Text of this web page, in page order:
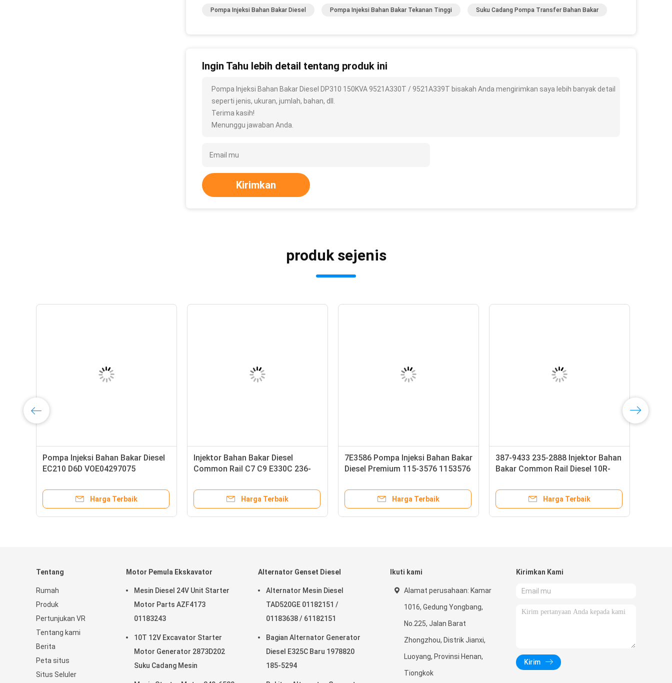
Pompa Injeksi Bahan Bakar Diesel Pompa Injeksi Bahan Bakar Tekanan Tinggi Suku Cadang Pompa Transfer Bahan Bakar
Ingin Tahu lebih detail tentang produk ini
Pompa Injeksi Bahan Bakar Diesel DP310 150KVA 9521A330T / 9521A339T bisakah Anda mengirimkan saya lebih banyak detail
seperti jenis, ukuran, jumlah, bahan, dll.
Terima kasih!
Menunggu jawaban Anda.
Kirimkan
produk sejenis
Pompa Injeksi Bahan Bakar Diesel
EC210 D6D VOE04297075
Harga Terbaik
Injektor Bahan Bakar Diesel
Common Rail C7 C9 E330C 236-
Harga Terbaik
7E3586 Pompa Injeksi Bahan Bakar
Diesel Premium 115-3576 1153576
Harga Terbaik
387-9433 235-2888 Injektor Bahan
Bakar Common Rail Diesel 10R-
Harga Terbaik
Tentang
Rumah
Produk
Pertunjukan VR
Tentang kami
Berita
Peta situs
Situs Seluler
Motor Pemula Ekskavator
Mesin Diesel 24V Unit Starter
Motor Parts AZF4173
01183243
10T 12V Excavator Starter
Motor Generator 2873D202
Suku Cadang Mesin
Alternator Genset Diesel
Alternator Mesin Diesel
TAD520GE 01182151 /
01183638 / 61182151
Bagian Alternator Generator
Diesel E325C Baru 1978820
185-5294
Ikuti kami
Alamat perusahaan: Kamar
1016, Gedung Yongbang,
No.225, Jalan Barat
Zhongzhou, Distrik Jianxi,
Luoyang, Provinsi Henan,
Tiongkok
Kirimkan Kami
Kirim